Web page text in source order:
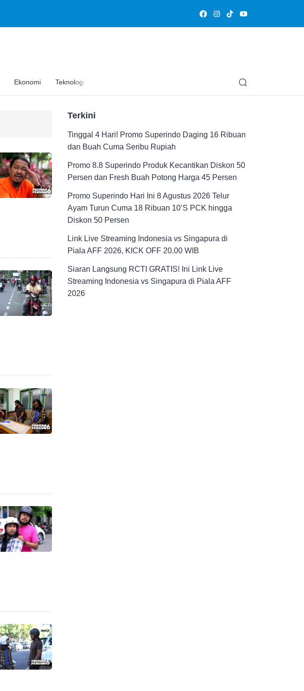
Ekonomi Teknologi Edukasi
Terkini
Tinggal 4 Hari! Promo Superindo Daging 16 Ribuan
dan Buah Cuma Seribu Rupiah
Promo 8.8 Superindo Produk Kecantikan Diskon 50
Persen dan Fresh Buah Potong Harga 45 Persen
Promo Superindo Hari Ini 8 Agustus 2026 Telur
Ayam Turun Cuma 18 Ribuan 10’S PCK hingga
Diskon 50 Persen
Link Live Streaming Indonesia vs Singapura di
Piala AFF 2026, KICK OFF 20.00 WIB
Siaran Langsung RCTI GRATIS! Ini Link Live
Streaming Indonesia vs Singapura di Piala AFF
2026